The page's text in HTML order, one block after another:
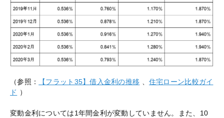
（参照： 【フラット35】借入金利の推移
住宅ローン比較ガイ
ド ）
変動金利については1年間金利が変動していません。また、10